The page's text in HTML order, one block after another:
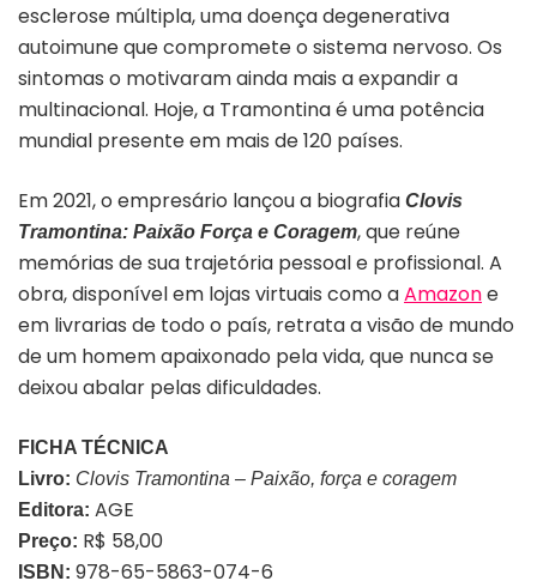
esclerose múltipla, uma doença degenerativa
autoimune que compromete o sistema nervoso. Os
sintomas o motivaram ainda mais a expandir a
multinacional. Hoje, a Tramontina é uma potência
mundial presente em mais de 120 países.
Em 2021, o empresário lançou a biografia Clovis
Tramontina: Paixão Força e Coragem, que reúne
memórias de sua trajetória pessoal e profissional. A
obra, disponível em lojas virtuais como aAmazone
em livrarias de todo o país, retrata a visão de mundo
de um homem apaixonado pela vida, que nunca se
deixou abalar pelas dificuldades.
FICHA TÉCNICA
Livro: Clovis Tramontina – Paixão, força e coragem
Editora: AGE
Preço: R$ 58,00
ISBN: 978-65-5863-074-6